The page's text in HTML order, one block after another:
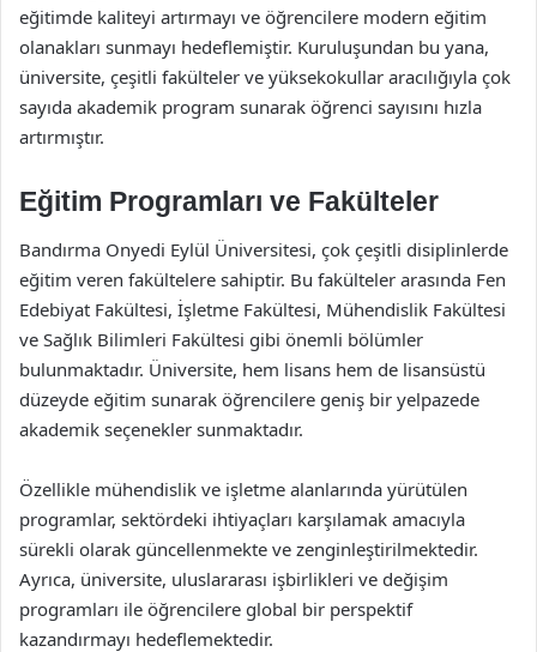
eğitimde kaliteyi artırmayı ve öğrencilere modern eğitim
olanakları sunmayı hedeflemiştir. Kuruluşundan bu yana,
üniversite, çeşitli fakülteler ve yüksekokullar aracılığıyla çok
sayıda akademik program sunarak öğrenci sayısını hızla
artırmıştır.
Eğitim Programları ve Fakülteler
Bandırma Onyedi Eylül Üniversitesi, çok çeşitli disiplinlerde
eğitim veren fakültelere sahiptir. Bu fakülteler arasında Fen
Edebiyat Fakültesi, İşletme Fakültesi, Mühendislik Fakültesi
ve Sağlık Bilimleri Fakültesi gibi önemli bölümler
bulunmaktadır. Üniversite, hem lisans hem de lisansüstü
düzeyde eğitim sunarak öğrencilere geniş bir yelpazede
akademik seçenekler sunmaktadır.
Özellikle mühendislik ve işletme alanlarında yürütülen
programlar, sektördeki ihtiyaçları karşılamak amacıyla
sürekli olarak güncellenmekte ve zenginleştirilmektedir.
Ayrıca, üniversite, uluslararası işbirlikleri ve değişim
programları ile öğrencilere global bir perspektif
kazandırmayı hedeflemektedir.